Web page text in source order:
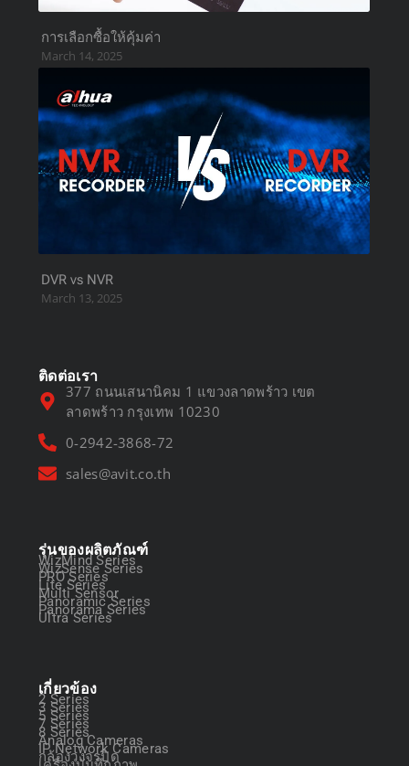
การเลือกซื้อให้คุ้มค่า
March 14, 2025
DVR vs NVR
March 13, 2025
ติดต่อเรา
377 ถนนเสนานิคม 1 แขวงลาดพร้าว เขต
ลาดพร้าว กรุงเทพ 10230
0-2942-3868-72
sales@avit.co.th
รุ่นของผลิตภัณฑ์
WizMind Series
WizSense Series
PRO Series
Lite Series
Multi Sensor
Panoramic Series
Panorama Series
Ultra Series
เกี่ยวข้อง
2 Series
3 Series
5 Series
7 Series
8 Series
Analog Cameras
IP Network Cameras
กล้องวงจรปิด